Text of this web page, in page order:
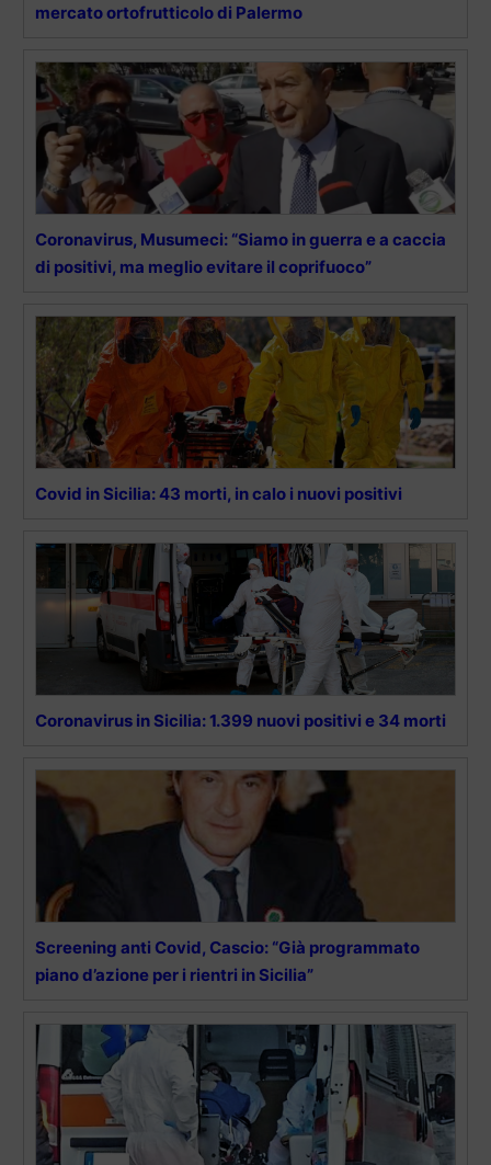
mercato ortofrutticolo di Palermo
Coronavirus, Musumeci: “Siamo in guerra e a caccia
di positivi, ma meglio evitare il coprifuoco”
Covid in Sicilia: 43 morti, in calo i nuovi positivi
Coronavirus in Sicilia: 1.399 nuovi positivi e 34 morti
Screening anti Covid, Cascio: “Già programmato
piano d’azione per i rientri in Sicilia”